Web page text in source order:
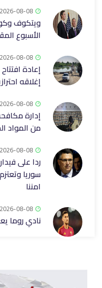
2026-08-08
ويتكوف
الأسبوع
2026-08-08
إعادة
إغلاقه
2026-08-08
إدارة
من المواد
2026-08-08
سوريا
امننا
2026-08-08
نادي روما